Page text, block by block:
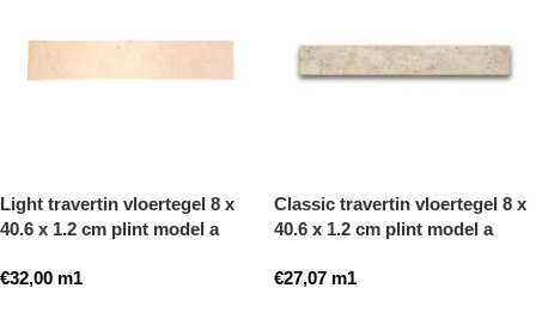
Light travertin vloertegel 8 x
40.6 x 1.2 cm plint model a
€32,00 m1
Classic travertin vloertegel 8 x
40.6 x 1.2 cm plint model a
€27,07 m1